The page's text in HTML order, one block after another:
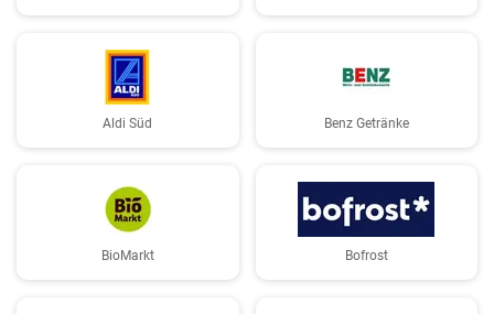
Aldi Süd Benz Getränke
BioMarkt Bofrost